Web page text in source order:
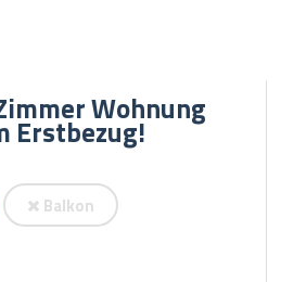
Wohnung
Erstbezug!
Balkon